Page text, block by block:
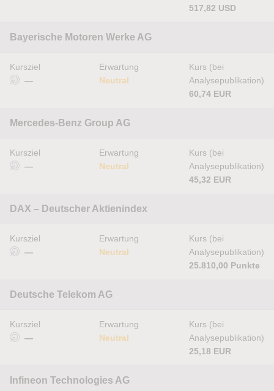
517,82 USD
Bayerische Motoren Werke AG
Kursziel
—
Erwartung
Neutral
Kurs (bei
Analysepublikation)
60,74 EUR
Mercedes-Benz Group AG
Kursziel
—
Erwartung
Neutral
Kurs (bei
Analysepublikation)
45,32 EUR
DAX – Deutscher Aktienindex
Kursziel
—
Erwartung
Neutral
Kurs (bei
Analysepublikation)
25.810,00 Punkte
Deutsche Telekom AG
Kursziel
—
Erwartung
Neutral
Kurs (bei
Analysepublikation)
25,18 EUR
Infineon Technologies AG